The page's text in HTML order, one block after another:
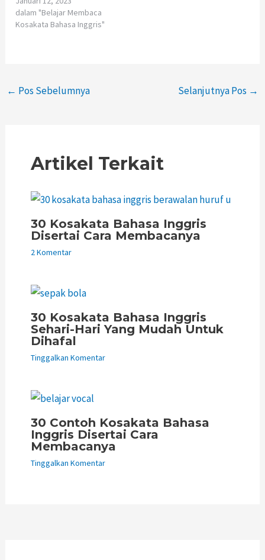
dalam "Belajar Membaca
Kosakata Bahasa Inggris"
← Pos Sebelumnya Selanjutnya Pos →
Artikel Terkait
30 Kosakata Bahasa Inggris
Disertai Cara Membacanya
2 Komentar
30 Kosakata Bahasa Inggris
Sehari-Hari Yang Mudah Untuk
Dihafal
Tinggalkan Komentar
30 Contoh Kosakata Bahasa
Inggris Disertai Cara
Membacanya
Tinggalkan Komentar